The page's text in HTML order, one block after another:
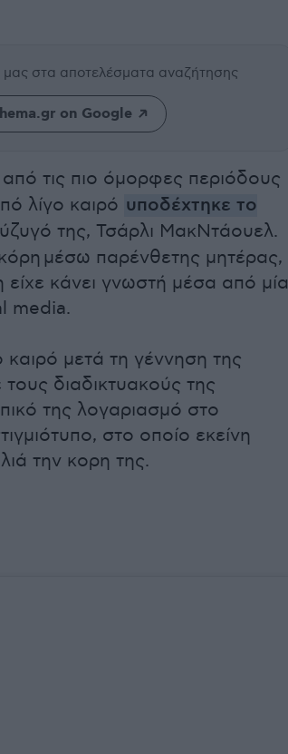
μας στα αποτελέσματα αναζήτησης
on Google
από τις πιο όμορφες περιόδους
λίγο καιρό υποδέχτηκε το
της, Τσάρλι ΜακΝτάουελ.
μέσω παρένθετης μητέρας,
είχε κάνει γνωστή μέσα από μία
media.
μετά τη γέννηση της
διαδικτυακούς της
της λογαριασμό στο
στο οποίο εκείνη
την κορη της.